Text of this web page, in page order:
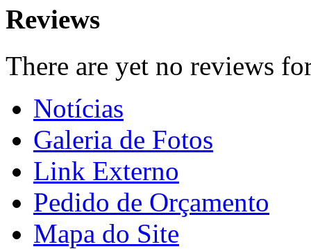
Reviews
There are yet no reviews
Notícias
Galeria de Fotos
Link Externo
Pedido de Orçamento
Mapa do Site